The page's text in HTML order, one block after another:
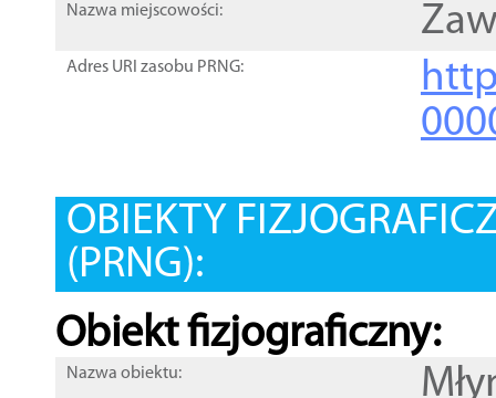
Nazwa miejscowości:
Adres URI zasobu PRNG:
OBIEKTY
(PRNG):
Obiekt fizjograficzny:
Nazwa obiektu: